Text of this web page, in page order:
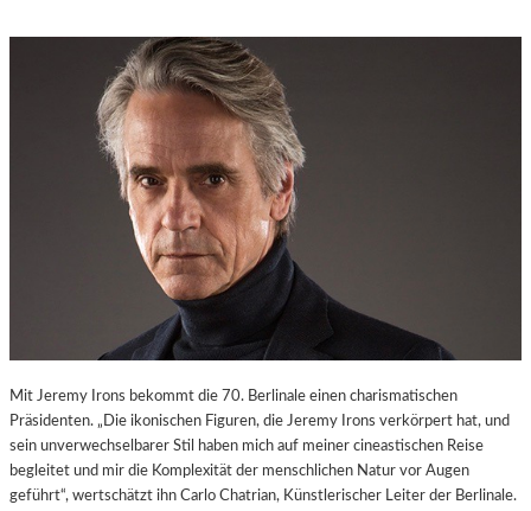
Mit Jeremy Irons bekommt die 70. Berlinale einen charismatischen
Präsidenten. „Die ikonischen Figuren, die Jeremy Irons verkörpert hat, und
sein unverwechselbarer Stil haben mich auf meiner cineastischen Reise
begleitet und mir die Komplexität der menschlichen Natur vor Augen
geführt“, wertschätzt ihn Carlo Chatrian, Künstlerischer Leiter der Berlinale.